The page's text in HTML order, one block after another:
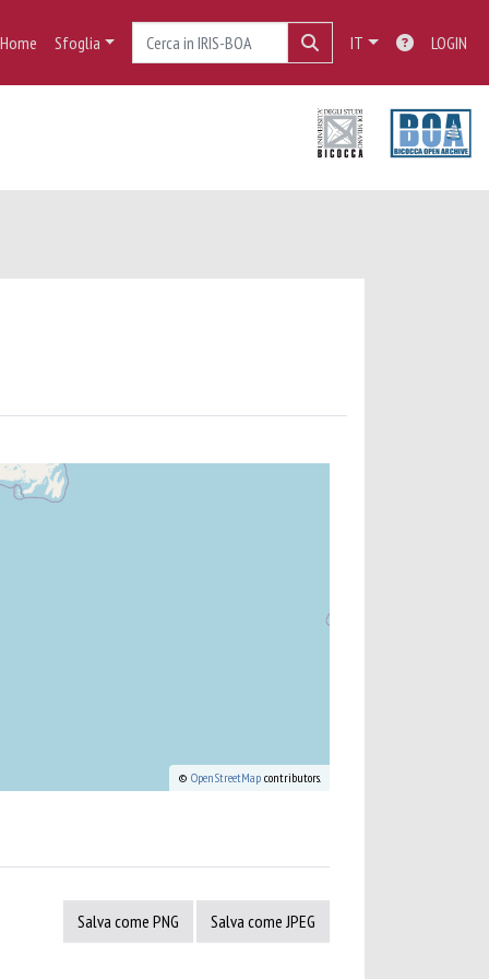
Home Sfoglia IT LOGIN
© OpenStreetMap contributors.
Salva come PNG Salva come JPEG